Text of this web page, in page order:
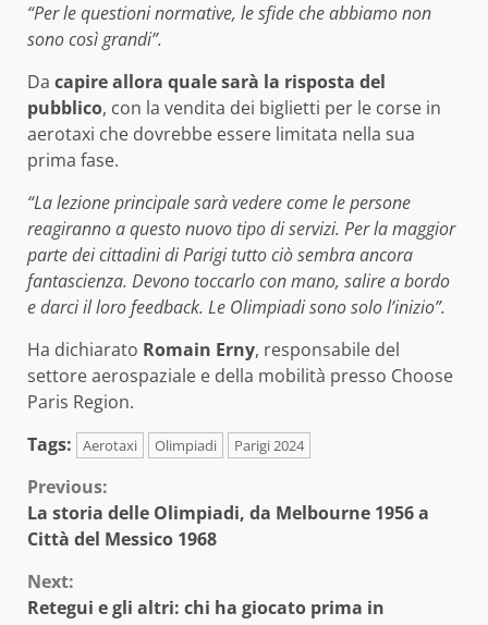
“Per le questioni normative, le sfide che abbiamo non
sono così grandi”.
Da capire allora quale sarà la risposta del
pubblico, con la vendita dei biglietti per le corse in
aerotaxi che dovrebbe essere limitata nella sua
prima fase.
“La lezione principale sarà vedere come le persone
reagiranno a questo nuovo tipo di servizi. Per la maggior
parte dei cittadini di Parigi tutto ciò sembra ancora
fantascienza. Devono toccarlo con mano, salire a bordo
e darci il loro feedback. Le Olimpiadi sono solo l’inizio”.
Ha dichiarato Romain Erny, responsabile del
settore aerospaziale e della mobilità presso Choose
Paris Region.
Tags:
Aerotaxi Olimpiadi Parigi 2024
Continue
Reading
Previous:
La storia delle Olimpiadi, da Melbourne 1956 a
Città del Messico 1968
Next:
Retegui e gli altri: chi ha giocato prima in